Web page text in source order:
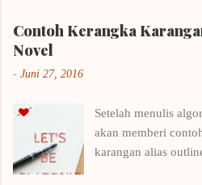
g
K
o
m
t
r
Contoh Kerangka
Novel
- Juni 27, 2016
Setelah menulis
akan memberi
karangan alias